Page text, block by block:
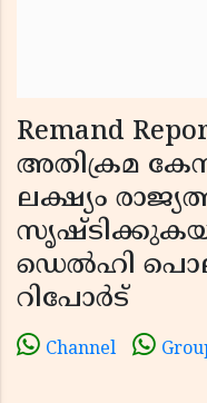
Remand
അതിക്രമ
ലക്ഷ്യം
ഡെല്‍ഹി
റിപോര്‍ട്
Channel